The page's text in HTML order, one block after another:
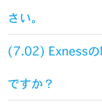
さい。
(7.02) Exnessの
ですか？